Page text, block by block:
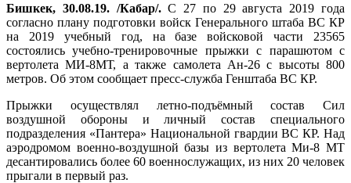
Бишкек, 30.08.19. /Кабар/.С 27 по 29 августа 2019 года
согласно плану подготовки войск Генерального штаба ВС КР
на 2019 учебный год, на базе войсковой части 23565
состоялись учебно-тренировочные прыжки с парашютом с
вертолета МИ-8МТ, а также самолета Ан-26 с высоты 800
метров. Об этом сообщает пресс-служба Генштаба ВС КР.
Прыжки осуществлял летно-подъёмный состав Сил
воздушной обороны и личный состав специального
подразделения «Пантера» Национальной гвардии ВС КР. Над
аэродромом военно-воздушной базы из вертолета Ми-8 МТ
десантировались более 60 военнослужащих, из них 20 человек
прыгали в первый раз.